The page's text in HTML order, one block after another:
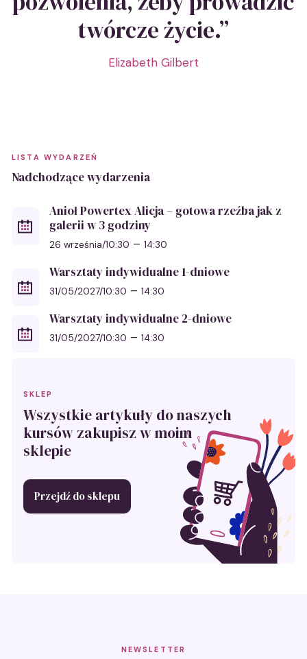
twórcze życie.”
Elizabeth Gilbert
LISTA WYDARZEŃ
Nadchodzące wydarzenia
Anioł Powertex Alicja – gotowa rzeźba jak z
galerii w 3 godziny
26 września/10:30 – 14:30
Warsztaty indywidualne 1-dniowe
31/05/2027/10:30 – 14:30
Warsztaty indywidualne 2-dniowe
31/05/2027/10:30 – 14:30
SKLEP
Wszystkie artykuły do naszych
kursów zakupisz w moim
sklepie
Przejdź do sklepu
NEWSLETTER